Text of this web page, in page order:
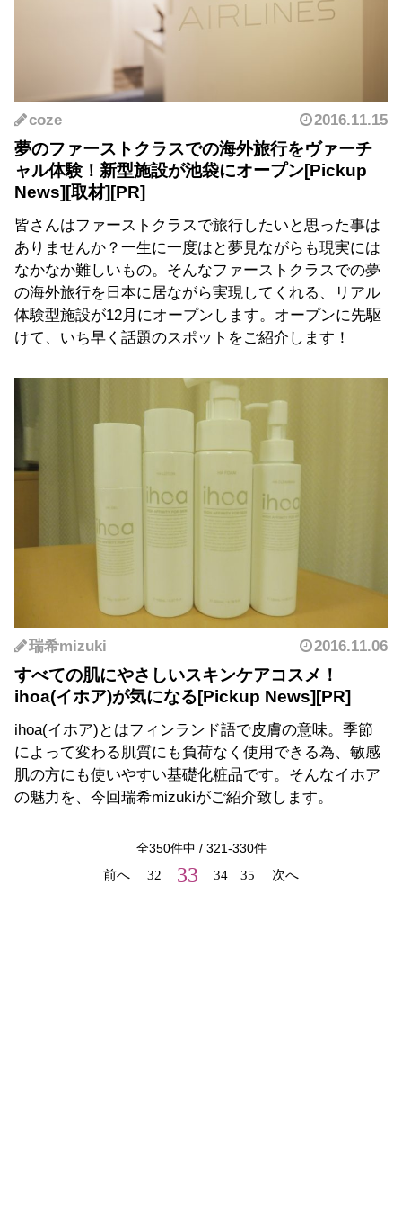
coze 2016.11.15
夢のファーストクラスでの海外旅行をヴァーチ
ャル体験！新型施設が池袋にオープン
皆さんはファーストクラスで旅行したいと思った事は
ありませんか？一生に一度はと夢見ながらも現実には
なかなか難しいもの。そんなファーストクラスでの夢
の海外旅行を日本に居ながら実現してくれる、リアル
体験型施設が12月にオープンします。オープンに先駆
けて、いち早く話題のスポットをご紹介します！
瑞希mizuki 2016.11.06
すべての肌にやさしいスキンケアコスメ！
ihoa(イホア)が気になる
ihoa(イホア)とはフィンランド語で皮膚の意味。季節
によって変わる肌質にも負荷なく使用できる為、敏感
肌の方にも使いやすい基礎化粧品です。そんなイホア
の魅力を、今回瑞希mizukiがご紹介致します。
全350件中 / 321-330件
前へ
32 33 34 35 次へ